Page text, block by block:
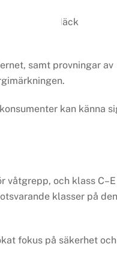
för däck
samt provningar av
kan känna
våtgrepp, och klass C–E
klasser på den
fokus på säkerhet och